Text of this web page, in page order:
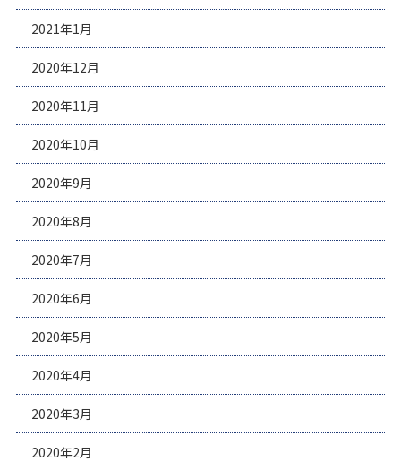
2021年1月
2020年12月
2020年11月
2020年10月
2020年9月
2020年8月
2020年7月
2020年6月
2020年5月
2020年4月
2020年3月
2020年2月